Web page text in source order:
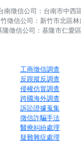
南徵信公司：台南市中西
徵信公司：新竹市北區
隆徵信公司：基隆市仁愛
工商徵信調查
反跟蹤反調查
侵權仿冒調查
跨國海外調查
訴訟證據蒐集
徵信詐騙手法
醫療糾紛處理
疑難雜症處理